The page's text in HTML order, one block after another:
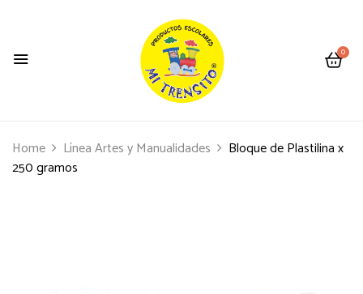
0
Home Línea Artes y Manualidades
Bloque de Plastilina x
250 gramos